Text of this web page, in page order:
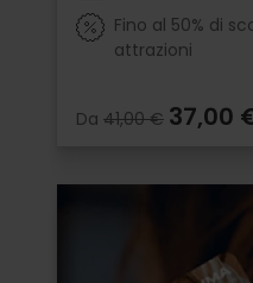
Fino al 50% di
attrazioni
Da 41,00 € 37,00